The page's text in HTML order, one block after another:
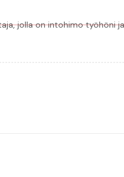
jolla on intohimo työhöni